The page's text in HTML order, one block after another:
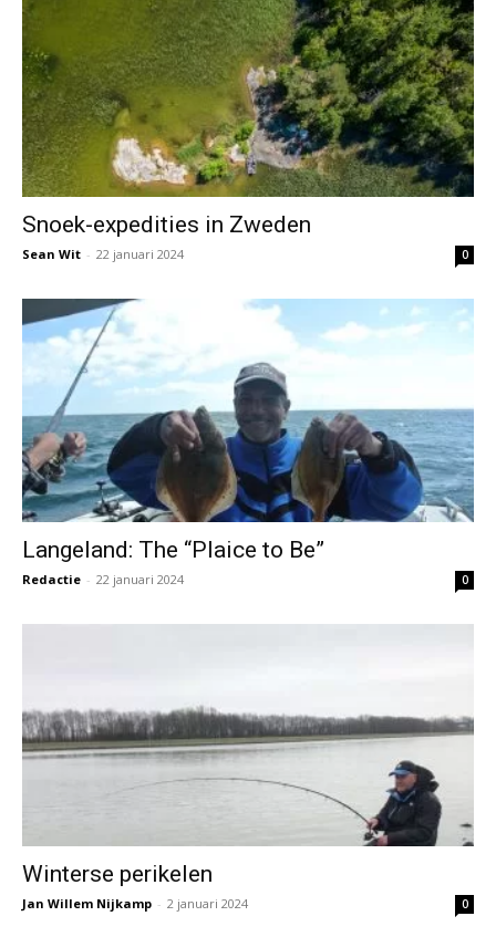
Snoek-expedities in Zweden
Sean Wit - 22 januari 2024 0
Langeland: The “Plaice to Be”
Redactie - 22 januari 2024 0
Winterse perikelen
Jan Willem Nijkamp - 2 januari 2024 0